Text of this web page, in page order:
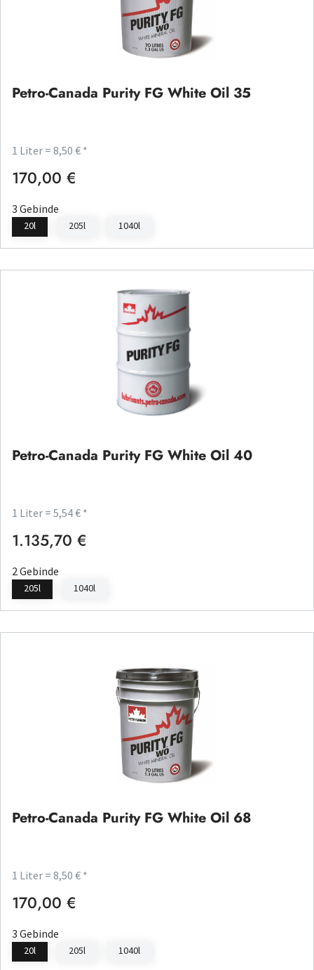
Petro-Canada Purity FG White Oil 35
1 Liter = 8,50 € *
Regulärer Preis:
170,00 €
3 Gebinde
20l 205l 1040l
Petro-Canada Purity FG White Oil 40
1 Liter = 5,54 € *
Regulärer Preis:
1.135,70 €
2 Gebinde
205l 1040l
Petro-Canada Purity FG White Oil 68
1 Liter = 8,50 € *
Regulärer Preis:
170,00 €
3 Gebinde
20l 205l 1040l